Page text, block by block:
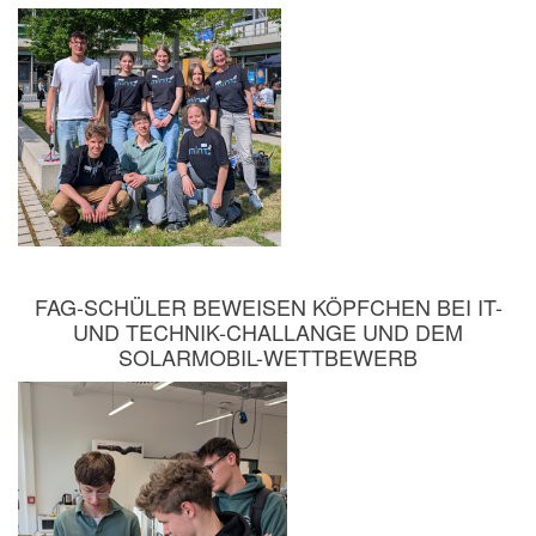
FAG-SCHÜLER BEWEISEN KÖPFCHEN BEI IT-
UND TECHNIK-CHALLANGE UND DEM
SOLARMOBIL-WETTBEWERB